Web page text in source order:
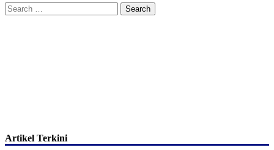
Search
for:
Artikel Terkini